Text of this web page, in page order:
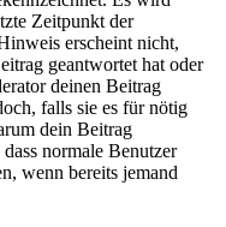
Zeitpunkt der
erscheint nicht,
geantwortet hat oder
deinen Beitrag
falls sie es für nötig
dein Beitrag
normale Benutzer
wenn bereits jemand